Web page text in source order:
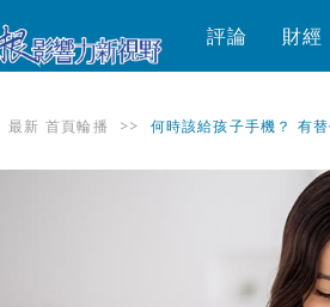
評論 財經
最新 首頁輪播 >> 何時該給孩子手機？ 有